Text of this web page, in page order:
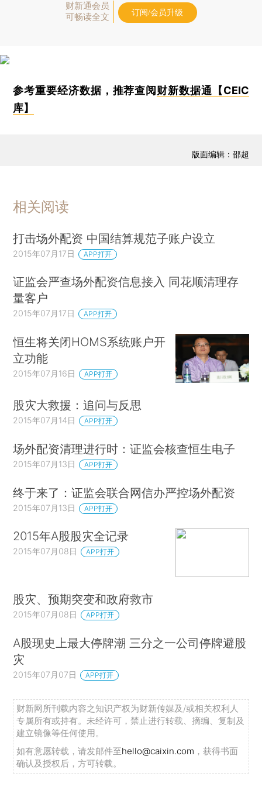
财新通会员
可畅读全文
订阅/会员升级
参考重要经济数据，推荐查阅 财新数据通【CEIC
库】
版面编辑：邵超
相关阅读
打击场外配资 中国结算规范子账户设立
2015年07月17日 APP打开
证监会严查场外配资信息接入 同花顺清理存
量客户
2015年07月17日 APP打开
恒生将关闭HOMS系统账户开
立功能
2015年07月16日 APP打开
股灾大救援：追问与反思
2015年07月14日 APP打开
场外配资清理进行时：证监会核查恒生电子
2015年07月13日 APP打开
终于来了：证监会联合网信办严控场外配资
2015年07月13日 APP打开
2015年A股股灾全记录
2015年07月08日 APP打开
股灾、预期突变和政府救市
2015年07月08日 APP打开
A股现史上最大停牌潮 三分之一公司停牌避股
灾
2015年07月07日 APP打开
财新网所刊载内容之知识产权为财新传媒及/或相关权利人
专属所有或持有。未经许可，禁止进行转载、摘编、复制及
建立镜像等任何使用。
如有意愿转载，请发邮件至hello@caixin.com ，获得书面
确认及授权后，方可转载。